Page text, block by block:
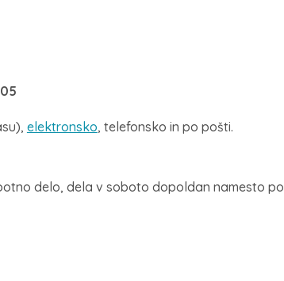
elektronsko, telefonsko in po pošti.
delo, dela v soboto dopoldan namesto